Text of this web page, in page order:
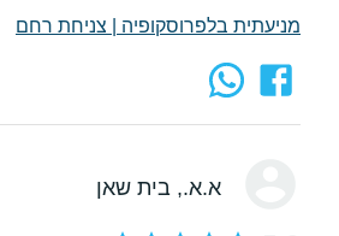
מניעתית בלפרוסקופיה
צניחת רחם
א.א., בית שאן